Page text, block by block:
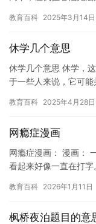
上…
教育百科 2025年3月14日
休学几个意思
休学几个意思 休学，
于一些人来说，它可
停…
教育百科 2025年4月28日
网瘾症漫画
网瘾症漫画： 漫画：
看起来好像一直在打
络…
教育百科 2026年1月11日
枫桥夜泊题目的意